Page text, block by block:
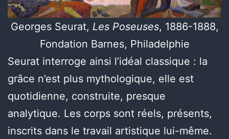
Georges Seurat, Les Poseuses, 1886-1888,
Fondation Barnes, Philadelphie
Seurat interroge ainsi l’idéal classique : la
grâce n’est plus mythologique, elle est
quotidienne, construite, presque
analytique. Les corps sont réels, présents,
inscrits dans le travail artistique lui-même.